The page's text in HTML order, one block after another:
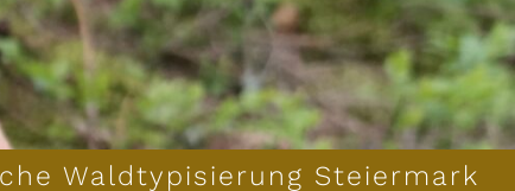
Waldtypisierung Steiermark